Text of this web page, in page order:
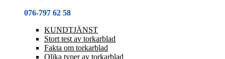
076-797 62 58
KUNDTJÄNST
Stort test av torkarblad
Fakta om torkarblad
Olika typer av torkarblad